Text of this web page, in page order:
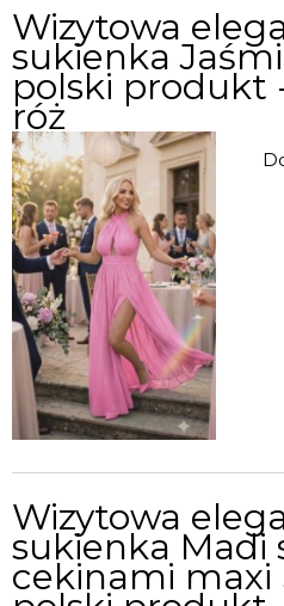
Wizytowa
sukienka
polski produkt
róż
Wizytowa
sukienka Madi
cekinami maxi